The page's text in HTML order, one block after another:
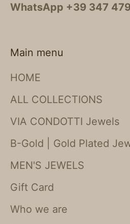
WhatsApp +39 347
Main menu
HOME
ALL COLLECTIONS
VIA CONDOTTI Jewels
B-Gold | Gold Plated
MEN'S JEWELS
Gift Card
Who we are